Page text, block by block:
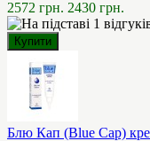
2572 грн. 2430 грн.
Блю Кап (Blue Cap)